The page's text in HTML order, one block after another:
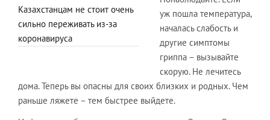
Казахстанцам не стоит очень
сильно переживать из-за
коронавируса
уж пошла температура,
началась слабость и
другие симптомы
гриппа – вызывайте
скорую. Не лечитесь
дома. Теперь вы опасны для своих близких и родных. Чем
раньше ляжете – тем быстрее выйдете.